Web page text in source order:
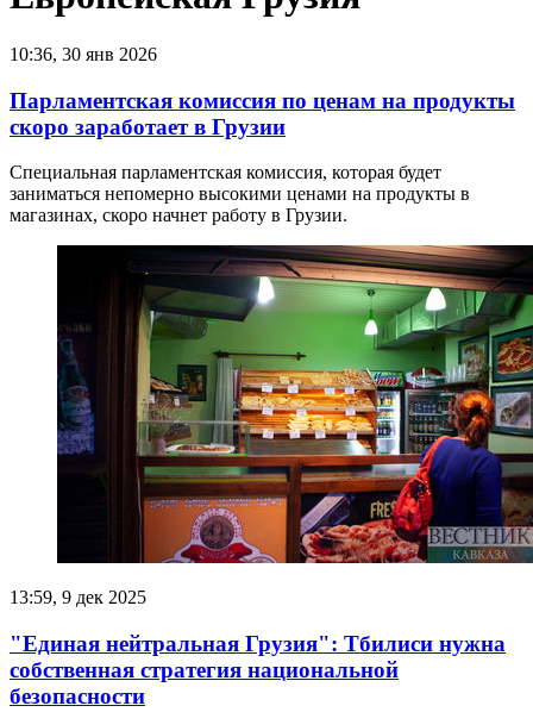
10:36, 30 янв 2026
Парламентская комиссия по ценам на продукты
скоро заработает в Грузии
Специальная парламентская комиссия, которая будет
заниматься непомерно высокими ценами на продукты в
магазинах, скоро начнет работу в Грузии.
13:59, 9 дек 2025
"Единая нейтральная Грузия": Тбилиси нужна
собственная стратегия национальной
безопасности